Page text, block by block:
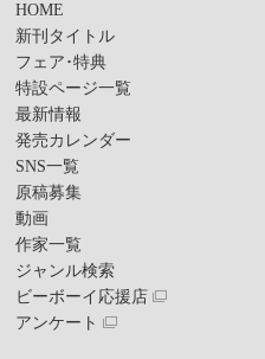
HOME
新刊タイトル
フェア･特典
特設ページ一覧
最新情報
発売カレンダー
SNS一覧
原稿募集
動画
作家一覧
ジャンル検索
ビーボーイ応援店
アンケート